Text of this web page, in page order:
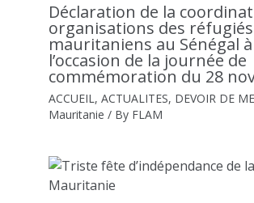
Déclaration de la
organisations des réfugiés
mauritaniens au Sénégal à
l’occasion de la journée de
commémoration du 28
ACCUEIL, ACTUALITES, DEVOIR DE
Mauritanie / By FLAM